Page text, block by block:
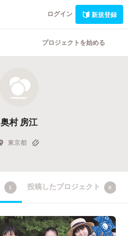
ログイン 新規登録
プロジェクトを始める
奥村 房江
東京都
1 投稿したプロジェクト 0